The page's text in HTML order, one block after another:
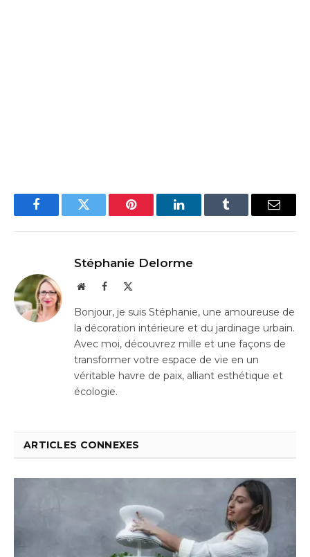
FacebookTwitter Pinterest LinkedInTumblr Email
Stéphanie Delorme
WebsiteFacebook
Bonjour, je suis Stéphanie, une amoureuse de
la décoration intérieure et du jardinage urbain.
Avec moi, découvrez mille et une façons de
transformer votre espace de vie en un
véritable havre de paix, alliant esthétique et
écologie.
ARTICLES CONNEXES